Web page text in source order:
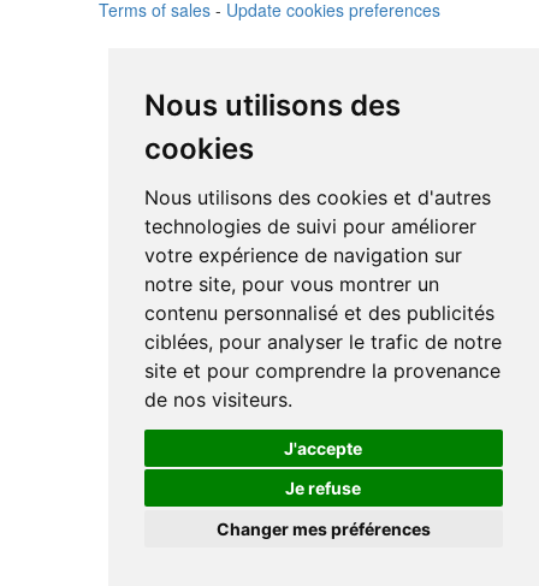
Nous utilisons des
cookies
Nous utilisons des cookies et d'autres
technologies de suivi pour améliorer
votre expérience de navigation sur
notre site, pour vous montrer un
contenu personnalisé et des publicités
ciblées, pour analyser le trafic de notre
site et pour comprendre la provenance
de nos visiteurs.
J'accepte
Je refuse
Changer mes préférences
Terms of sales - Update cookies preferences